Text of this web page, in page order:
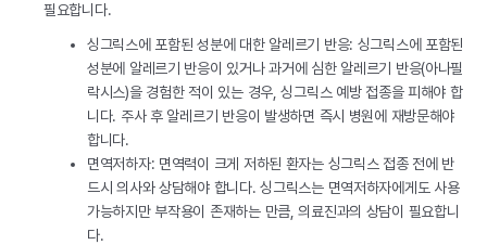
필요합니다.
싱그릭스에 포함된 성분에 대한 알레르기 반응: 싱그릭스에 포함된
성분에 알레르기 반응이 있거나 과거에 심한 알레르기 반응(아나필
락시스)을 경험한 적이 있는 경우, 싱그릭스 예방 접종을 피해야 합
니다. 주사 후 알레르기 반응이 발생하면 즉시 병원에 재방문해야
합니다.
면역저하자: 면역력이 크게 저하된 환자는 싱그릭스 접종 전에 반
드시 의사와 상담해야 합니다. 싱그릭스는 면역저하자에게도 사용
가능하지만 부작용이 존재하는 만큼, 의료진과의 상담이 필요합니
다.